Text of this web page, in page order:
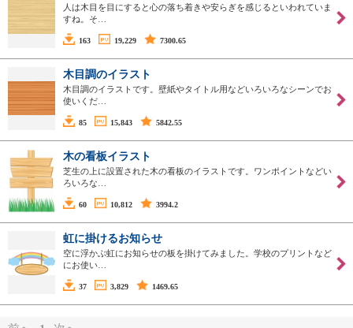
人は木目を目にすると心の落ち着きや安らぎを感じるといわれていま
すね。そ…
163 19,229 7300.65
木目調のイラスト
木目調のイラストです。壁紙やタイトル用などいろいろなシーンでお
使いくだ…
85 15,843 5842.55
木の看板イラスト
芝生の上に設置された木の看板のイラストです。ワンポイントなどい
ろいろな…
60 10,812 3994.2
虹に掛けるお知らせ
空に浮かぶ虹にお知らせの板を掛けてみました。学校のプリントなど
にお使い…
37 3,829 1469.65